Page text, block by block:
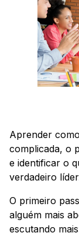
Aprender
complicada, o
e identificar o
verdadeiro
O primeiro
alguém mais
escutando